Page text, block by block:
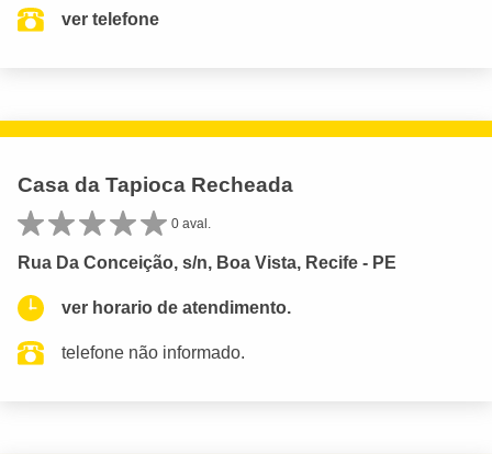
ver telefone
Casa da Tapioca Recheada
0 aval.
Rua Da Conceição, s/n, Boa Vista, Recife - PE
ver horario de atendimento.
telefone não informado.